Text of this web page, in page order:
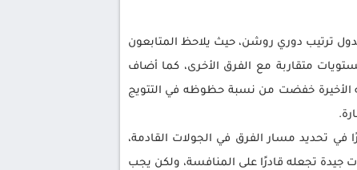
ترتيب دوري روشن، حيث يلاحظ المتابعون
متقاربة مع الفرق الأخرى، كما أضاف
الأخيرة خفضت من نسبة حظوظه في التتويج
في تحديد مسار الفرق في الجولات القادمة،
جيدة تجعله قادرًا على المنافسة، ولكن يجب